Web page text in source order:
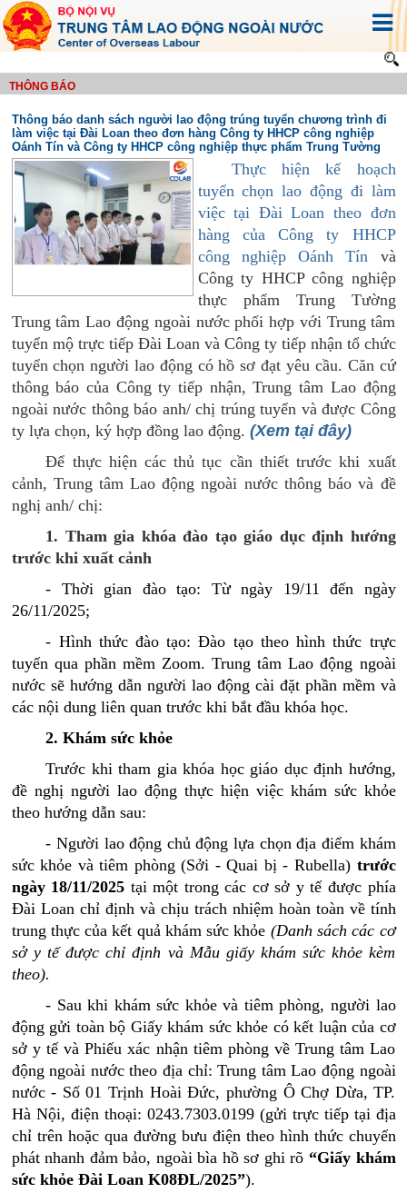
THÔNG BÁO
Thông báo danh sách người lao động trúng tuyển chương trình đi
làm việc tại Đài Loan theo đơn hàng Công ty HHCP công nghiệp
Oánh Tín và Công ty HHCP công nghiệp thực phẩm Trung Tường
Thực hiện kế hoạch
tuyển chọn lao động đi làm
việc tại Đài Loan theo đơn
hàng của Công ty HHCP
công nghiệp Oánh Tín
và
Công ty HHCP công nghiệp
thực phẩm Trung Tường
Trung tâm Lao động ngoài nước phối hợp với Trung tâm
tuyển mộ trực tiếp Đài Loan và Công ty tiếp nhận tổ chức
tuyển chọn người lao động có hồ sơ đạt yêu cầu. Căn cứ
thông báo của Công ty tiếp nhận, Trung tâm Lao động
ngoài nước thông báo anh/ chị trúng tuyển và được Công
ty lựa chọn, ký hợp đồng lao động. (Xem tại đây)
Để thực hiện các thủ tục cần thiết trước khi xuất
cảnh, Trung tâm Lao động ngoài nước thông báo và đề
nghị anh/ chị:
1. Tham gia khóa đào tạo giáo dục định hướng
trước khi xuất cảnh
- Thời gian đào tạo: Từ ngày 19/11 đến ngày
26/11/2025;
- Hình thức đào tạo: Đào tạo theo hình thức trực
tuyến qua phần mềm Zoom. Trung tâm Lao động ngoài
nước sẽ hướng dẫn người lao động cài đặt phần mềm và
các nội dung liên quan trước khi bắt đầu khóa học.
2. Khám sức khỏe
Trước khi tham gia khóa học giáo dục định hướng,
đề nghị người lao động thực hiện việc khám sức khỏe
theo hướng dẫn sau:
- Người lao động chủ động lựa chọn địa điểm khám
sức khỏe và tiêm phòng (Sởi - Quai bị - Rubella) trước
ngày 18/11/2025 tại một trong các cơ sở y tế được phía
Đài Loan chỉ định và chịu trách nhiệm hoàn toàn về tính
trung thực của kết quả khám sức khỏe (Danh sách các cơ
sở y tế được chỉ định và Mẫu giấy khám sức khỏe kèm
theo).
- Sau khi khám sức khỏe và tiêm phòng, người lao
động gửi toàn bộ Giấy khám sức khỏe có kết luận của cơ
sở y tế và Phiếu xác nhận tiêm phòng về Trung tâm Lao
động ngoài nước theo địa chỉ: Trung tâm Lao động ngoài
nước - Số 01 Trịnh Hoài Đức, phường Ô Chợ Dừa, TP.
Hà Nội, điện thoại: 0243.7303.0199 (gửi trực tiếp tại địa
chỉ trên hoặc qua đường bưu điện theo hình thức chuyển
phát nhanh đảm bảo, ngoài bìa hồ sơ ghi rõ “Giấy khám
sức khỏe Đài Loan K08ĐL/2025”).